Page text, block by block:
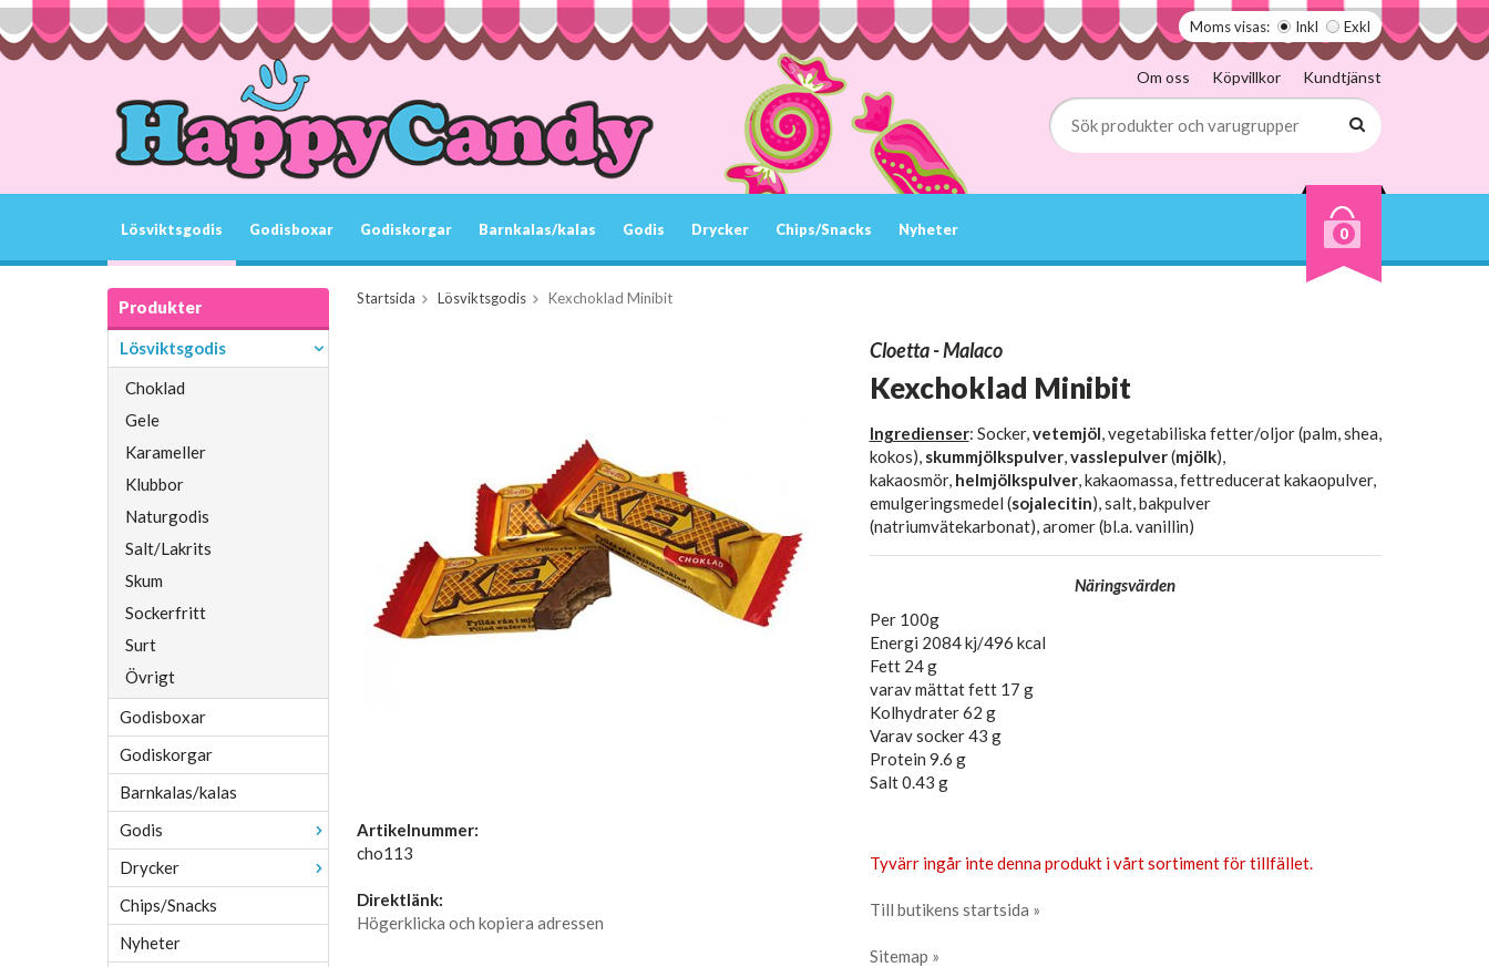
Moms visas: Inkl Exkl
Om oss Köpvillkor Kundtjänst
Lösviktsgodis Godisboxar Godiskorgar Barnkalas/kalas Godis Drycker Chips/Snacks Nyheter 0
Produkter
Lösviktsgodis
Choklad
Gele
Karameller
Klubbor
Naturgodis
Salt/Lakrits
Skum
Sockerfritt
Surt
Övrigt
Godisboxar
Godiskorgar
Barnkalas/kalas
Godis
Drycker
Chips/Snacks
Nyheter
Startsida Lösviktsgodis Kexchoklad Minibit
Cloetta - Malaco
Kexchoklad Minibit
Ingredienser: Socker,vetemjöl, vegetabiliska fetter/oljor (palm, shea,
kokos), skummjölkspulver,vasslepulver(mjölk),
kakaosmör, helmjölkspulver, kakaomassa, fettreducerat kakaopulver,
emulgeringsmedel (sojalecitin), salt, bakpulver
(natriumvätekarbonat), aromer (bl.a. vanillin)
Näringsvärden
Per 100g
Energi 2084 kj/496 kcal
Fett 24 g
varav mättat fett 17 g
Kolhydrater 62 g
Varav socker 43 g
Protein 9.6 g
Salt 0.43 g
Tyvärr ingår inte denna produkt i vårt sortiment för tillfället.
Till butikens startsida »
Sitemap »
Artikelnummer:
cho113
Direktlänk:
Högerklicka och kopiera adressen